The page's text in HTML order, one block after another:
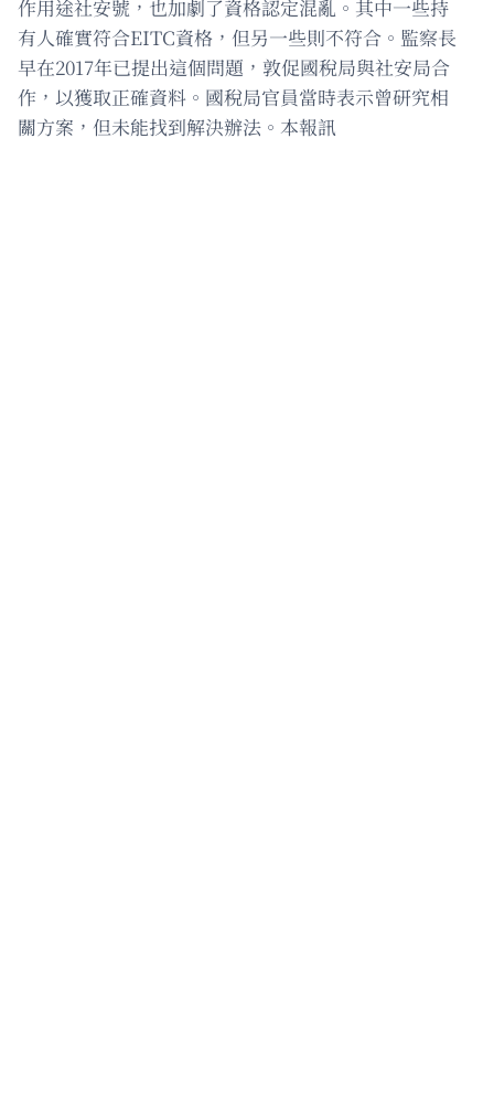
作用途社安號，也加劇了資格認定混亂。其中一些持
有人確實符合EITC資格，但另一些則不符合。監察長
早在2017年已提出這個問題，敦促國稅局與社安局合
作，以獲取正確資料。國稅局官員當時表示曾研究相
關方案，但未能找到解決辦法。本報訊